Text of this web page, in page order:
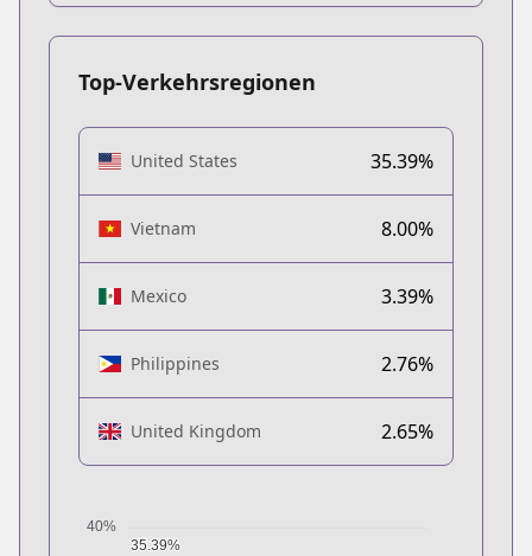
Top-Verkehrsregionen
United States 35.39%
Vietnam 8.00%
Mexico 3.39%
Philippines 2.76%
United Kingdom 2.65%